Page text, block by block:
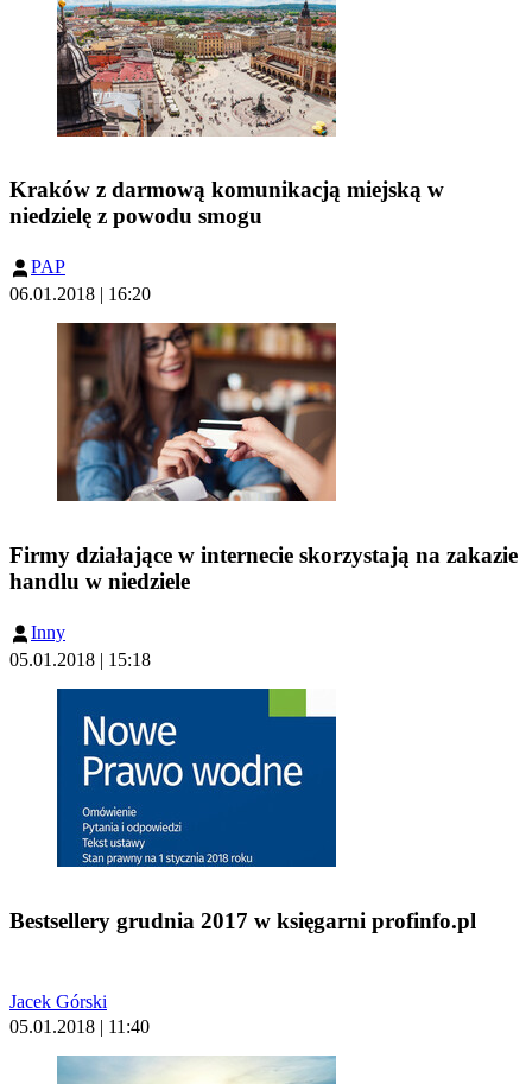
Kraków z darmową komunikacją miejską w
niedzielę z powodu smogu
PAP
06.01.2018 | 16:20
Firmy działające w internecie skorzystają na zakazie
handlu w niedziele
Inny
05.01.2018 | 15:18
Bestsellery grudnia 2017 w księgarni profinfo.pl
Jacek Górski
05.01.2018 | 11:40